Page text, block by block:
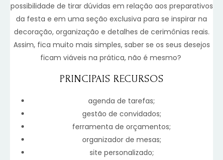
possibilidade de tirar dúvidas em relação aos preparativos
da festa e em uma seção exclusiva para se inspirar na
decoração, organização e detalhes de cerimônias reais.
Assim, fica muito mais simples, saber se os seus desejos
ficam viáveis na prática, não é mesmo?
PRINCIPAIS RECURSOS
agenda de tarefas;
gestão de convidados;
ferramenta de orçamentos;
organizador de mesas;
site personalizado;